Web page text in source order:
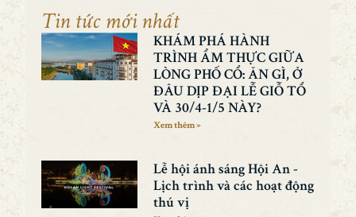
Tin tức mới nhất
KHÁM PHÁ HÀNH
TRÌNH ẨM THỰC GIỮA
LÒNG PHỐ CỔ: ĂN GÌ, Ở
ĐÂU DỊP ĐẠI LỄ GIỖ TỔ
VÀ 30/4-1/5 NÀY?
Xem thêm »
Lễ hội ánh sáng Hội An -
Lịch trình và các hoạt động
thú vị